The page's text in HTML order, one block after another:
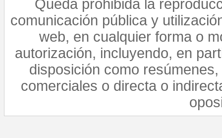
Queda prohibida la
comunicación pública y
web, en cualquier forma o
autorización, incluyendo, en
disposición como
comerciales o directa o